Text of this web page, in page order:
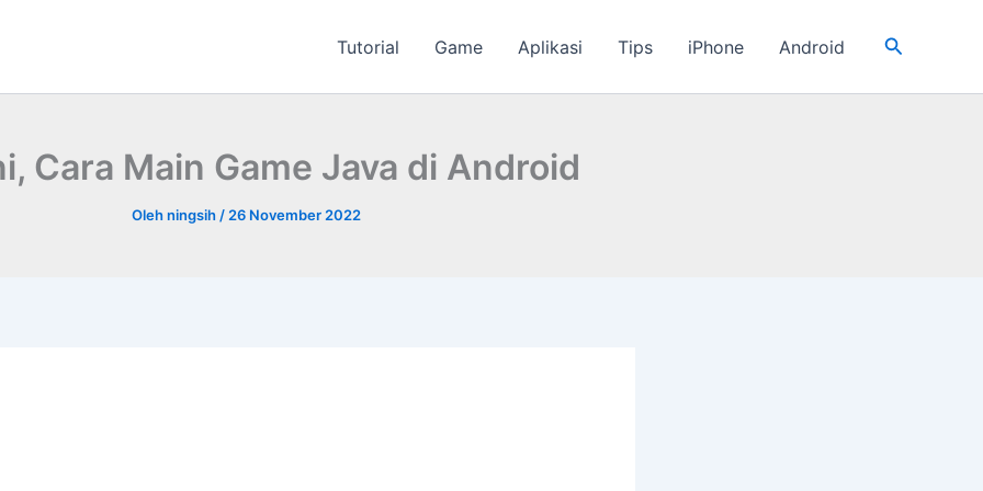
Tutorial Game Aplikasi Tips iPhone Android Cari
Cara Main Game Java di Android
Olehningsih / 26 November 2022